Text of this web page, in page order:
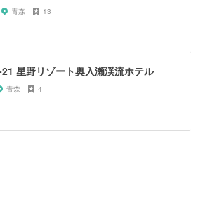
青森 13
星野リゾート奥入瀬渓流ホテル
青森 4